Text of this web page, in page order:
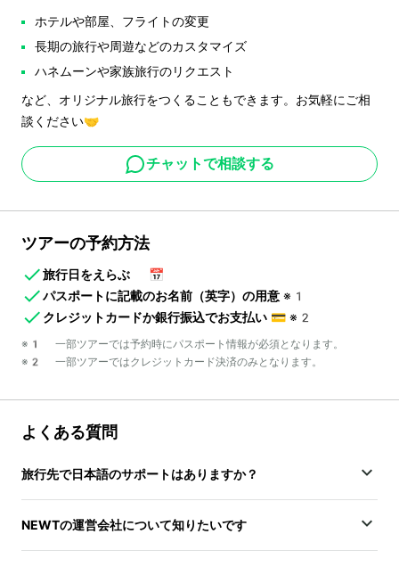
ホテルや部屋、フライトの変更
長期の旅行や周遊などのカスタマイズ
ハネムーンや家族旅行のリクエスト
など、オリジナル旅行をつくることもできます。お気軽にご相
談ください🤝
チャットで相談する
ツアーの予約方法
旅行日をえらぶ
📅
パスポートに記載のお名前（英字）の用意 ※1
クレジットカードか銀行振込でお支払い 💳 ※2
※1 一部ツアーでは予約時にパスポート情報が必須となります。
※2 一部ツアーではクレジットカード決済のみとなります。
よくある質問
旅行先で日本語のサポートはありますか？
NEWTの運営会社について知りたいです